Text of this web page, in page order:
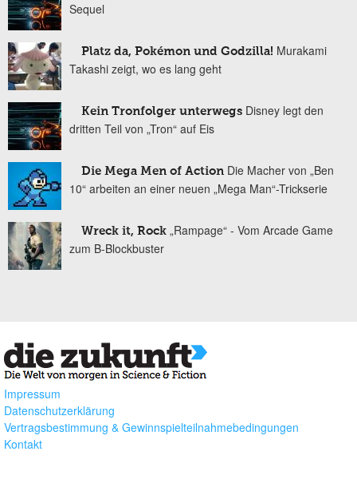
Sequel
Platz da, Pokémon und Godzilla! Murakami
Takashi zeigt, wo es lang geht
Kein Tronfolger unterwegs Disney legt den
dritten Teil von „Tron“ auf Eis
Die Mega Men of Action Die Macher von „Ben
10“ arbeiten an einer neuen „Mega Man“-Trickserie
Wreck it, Rock „Rampage“ - Vom Arcade Game
zum B-Blockbuster
Impressum
Datenschutzerklärung
Vertragsbestimmung & Gewinnspielteilnahmebedingungen
Kontakt